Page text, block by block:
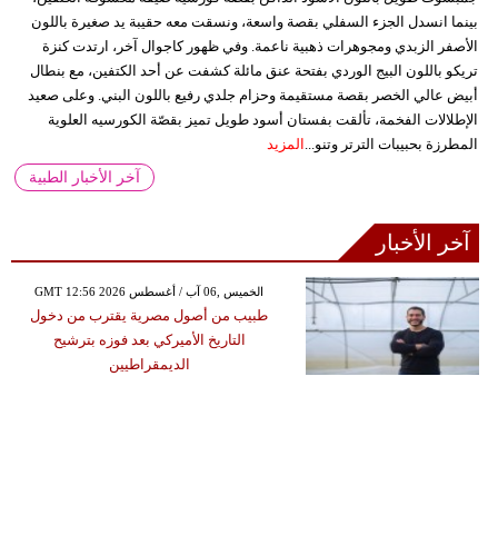
بينما انسدل الجزء السفلي بقصة واسعة، ونسقت معه حقيبة يد صغيرة باللون
الأصفر الزبدي ومجوهرات ذهبية ناعمة. وفي ظهور كاجوال آخر، ارتدت كنزة
تريكو باللون البيج الوردي بفتحة عنق مائلة كشفت عن أحد الكتفين، مع بنطال
أبيض عالي الخصر بقصة مستقيمة وحزام جلدي رفيع باللون البني. وعلى صعيد
الإطلالات الفخمة، تألقت بفستان أسود طويل تميز بقصّة الكورسيه العلوية
المطرزة بحبيبات الترتر وتنو...
المزيد
آخر الأخبار الطبية
آخر الأخبار
GMT 12:56 2026 الخميس ,06 آب / أغسطس
طبيب من أصول مصرية يقترب من دخول
التاريخ الأميركي بعد فوزه بترشيح
الديمقراطيين